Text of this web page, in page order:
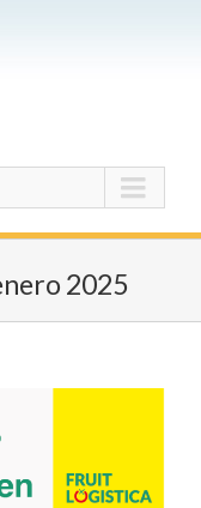
2025